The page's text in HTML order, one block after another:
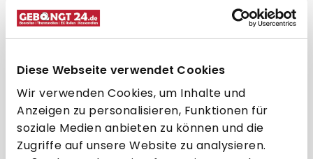
Diese Webseite verwendet Cookies
Wir verwenden Cookies, um Inhalte und
Anzeigen zu personalisieren, Funktionen für
soziale Medien anbieten zu können und die
Zugriffe auf unsere Website zu analysieren.
SpacePole Höhenverstellung für